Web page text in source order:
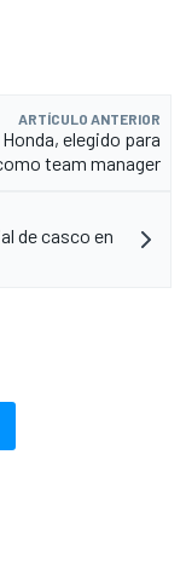
ARTÍCULO ANTERIOR
elegido para
team manager
de casco en